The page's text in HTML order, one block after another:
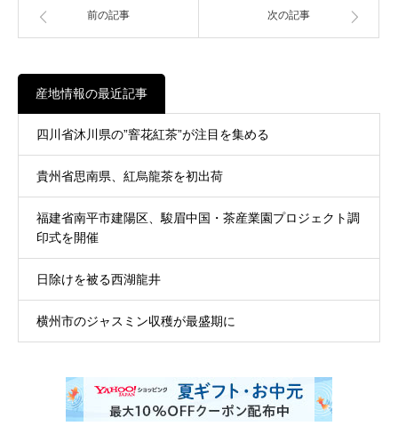
前の記事 次の記事
産地情報の最近記事
四川省沐川県の”窨花紅茶”が注目を集める
貴州省思南県、紅烏龍茶を初出荷
福建省南平市建陽区、駿眉中国・茶産業園プロジェクト調
印式を開催
日除けを被る西湖龍井
横州市のジャスミン収穫が最盛期に